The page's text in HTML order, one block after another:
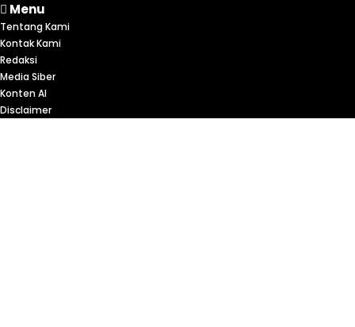
Menu
Tentang Kami
Kontak Kami
Redaksi
Media Siber
Konten AI
Disclaimer